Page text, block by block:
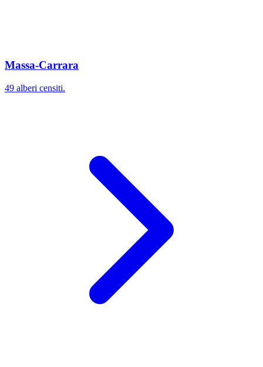
Massa-Carrara
49 alberi censiti.